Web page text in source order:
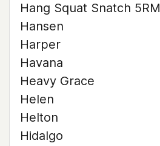
Hang Squat Snatch 5RM
Hansen
Harper
Havana
Heavy Grace
Helen
Helton
Hidalgo